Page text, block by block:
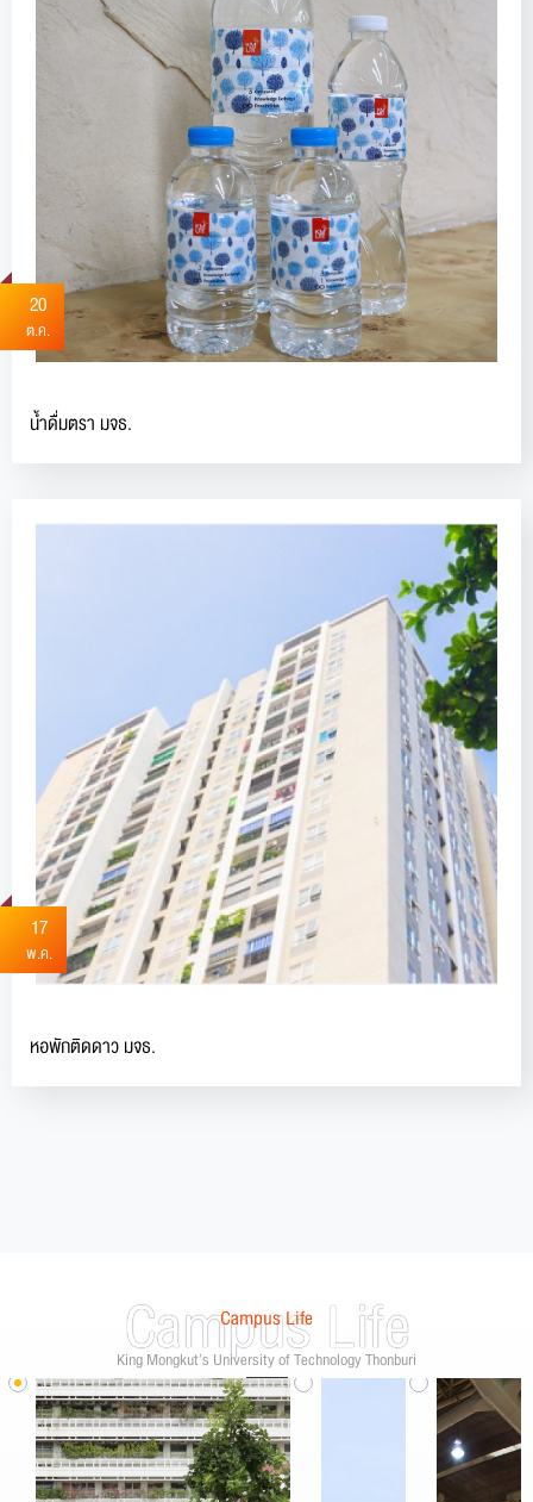
20
ต.ค.
น้ำดื่มตรา มจธ.
17
พ.ค.
หอพักติดดาว มจธ.
Campus Life
Campus Life
King Mongkut’s University of Technology Thonburi